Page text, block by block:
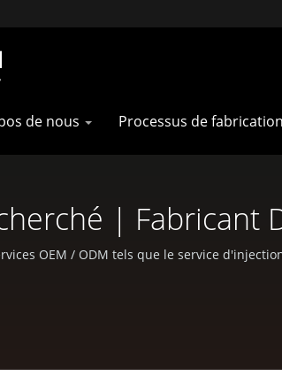
de nous Processus de fabrication
| Fabricant
Dos
OEM / ODM tels que le service
pièces